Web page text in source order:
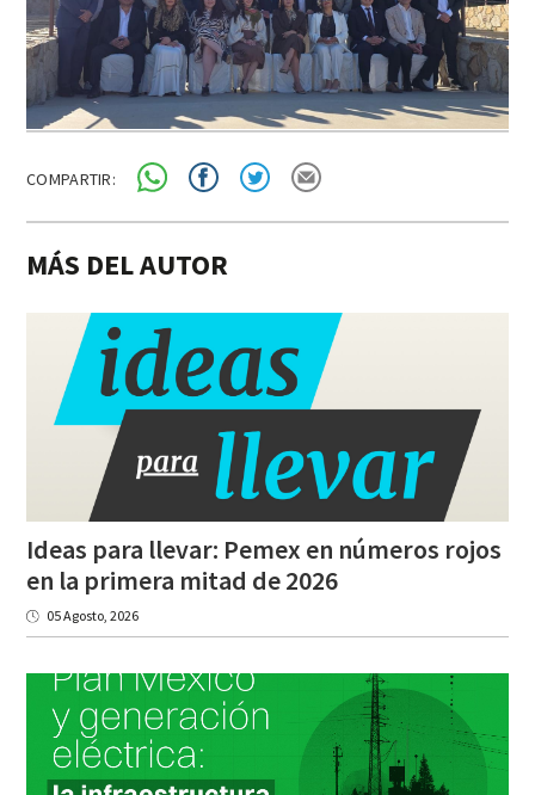
COMPARTIR:
MÁS DEL AUTOR
Ideas para llevar: Pemex en números rojos
en la primera mitad de 2026
05 Agosto, 2026